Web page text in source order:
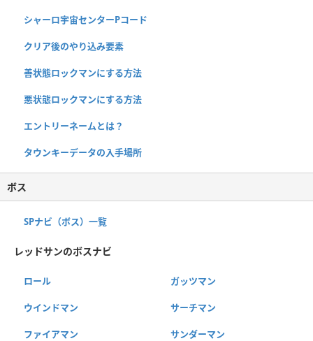
シャーロ宇宙センターPコード
クリア後のやり込み要素
善状態ロックマンにする方法
悪状態ロックマンにする方法
エントリーネームとは？
タウンキーデータの入手場所
ボス
SPナビ（ボス）一覧
レッドサンのボスナビ
ロール ガッツマン
ウインドマン サーチマン
ファイアマン サンダーマン